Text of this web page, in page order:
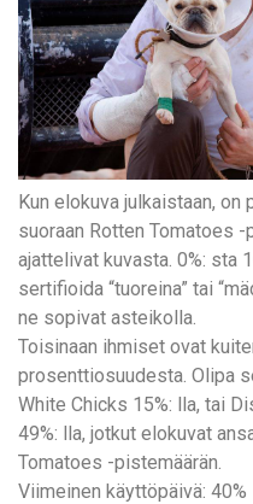
Kun elokuva julkaistaan, on
suoraan Rotten Tomatoes
ajattelivat kuvasta. 0%: sta
sertifioida “tuoreina” tai
ne sopivat asteikolla.
Toisinaan ihmiset ovat
prosenttiosuudesta. Olipa
White Chicks 15%: lla, tai
49%: lla, jotkut elokuvat
Tomatoes -pistemäärän.
Viimeinen käyttöpäivä: 40%